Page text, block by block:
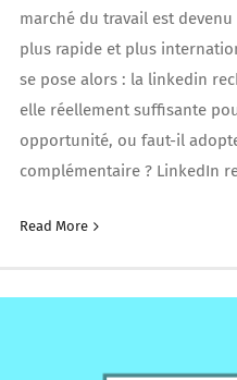
marché du travail est
plus rapide et plus
se pose alors : la linkedin
elle réellement suffisante
opportunité, ou faut-il
complémentaire ? LinkedIn
Read More